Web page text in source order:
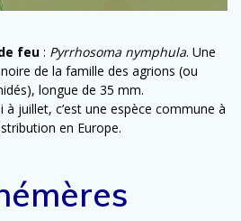
feu : Pyrrhosoma nymphula. Une
de la famille des agrions (ou
longue de 35 mm.
à juillet, c’est une espèce commune à
en Europe.